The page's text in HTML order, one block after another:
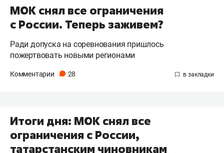
МОК снял все ограничения
с России. Теперь заживем?
Ради допуска на соревнования пришлось
пожертвовать новыми регионами
Комментарии 28
Итоги дня: МОК снял все
ограничения с России,
татарстанским чиновникам